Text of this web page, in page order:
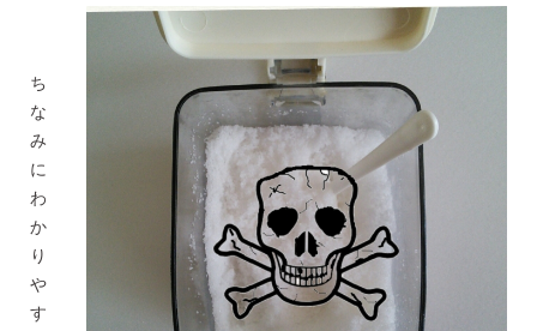
ち
な
み
に
わ
か
り
や
す